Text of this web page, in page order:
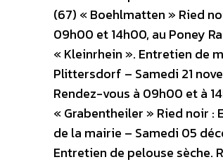
(67) « Boehlmatten » Ried
09h00 et 14h00, au Poney
« Kleinrhein ». Entretien de
Plittersdorf – Samedi 21
Rendez-vous à 09h00 et à
« Grabentheiler » Ried noir
de la mairie – Samedi 05
Entretien de pelouse sèche.